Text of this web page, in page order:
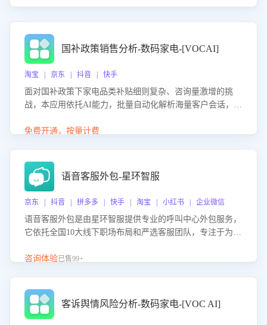
国补政策销售分析-数码家电-[VOCAI]
淘宝 | 京东 | 抖音 | 快手
面对国补政策下家电品类补贴细则复杂、咨询量激增的挑
战，本应用依托AI能力，批量自动化解析海量客户会话，精
购买意向，深度洞察决策动因。同时全面评估客服团队政策
度、客服转化能力及销售业绩。
免费开通，按量计费
语音客服外包-星环智服
京东 | 抖音 | 拼多多 | 快手 | 淘宝 | 小红书 | 企业微信
语音客服外包是由星环智服提供专业的呼叫中心外包服务，
它依托全国10大线下职场布局和严选客服团队，专注于为企
客服团队和智能工具提升语音客服服务效率和质量，帮助企
咨询体验已售99+
客诉舆情风险分析-数码家电-[VOC AI]